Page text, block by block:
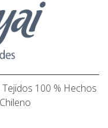
100 % Hechos